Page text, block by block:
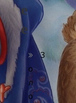
Е
Е
З
о
л
о